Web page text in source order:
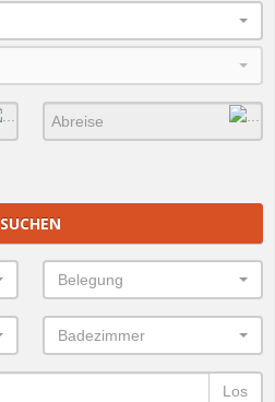
SUCHEN
Belegung
Badezimmer
Los